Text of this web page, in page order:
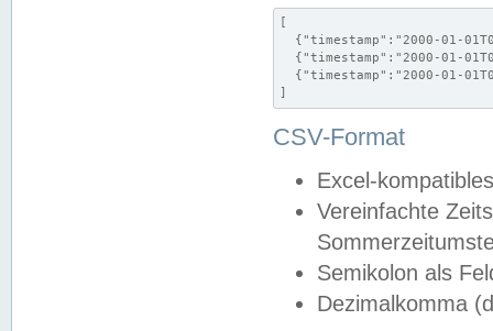
[
{"timestamp":"2000-01-
{"timestamp":"2000-01-
{"timestamp":"2000-01-
]
CSV-Format
Excel-
Vereinfachte
Semikolon als
Dezimalkomma